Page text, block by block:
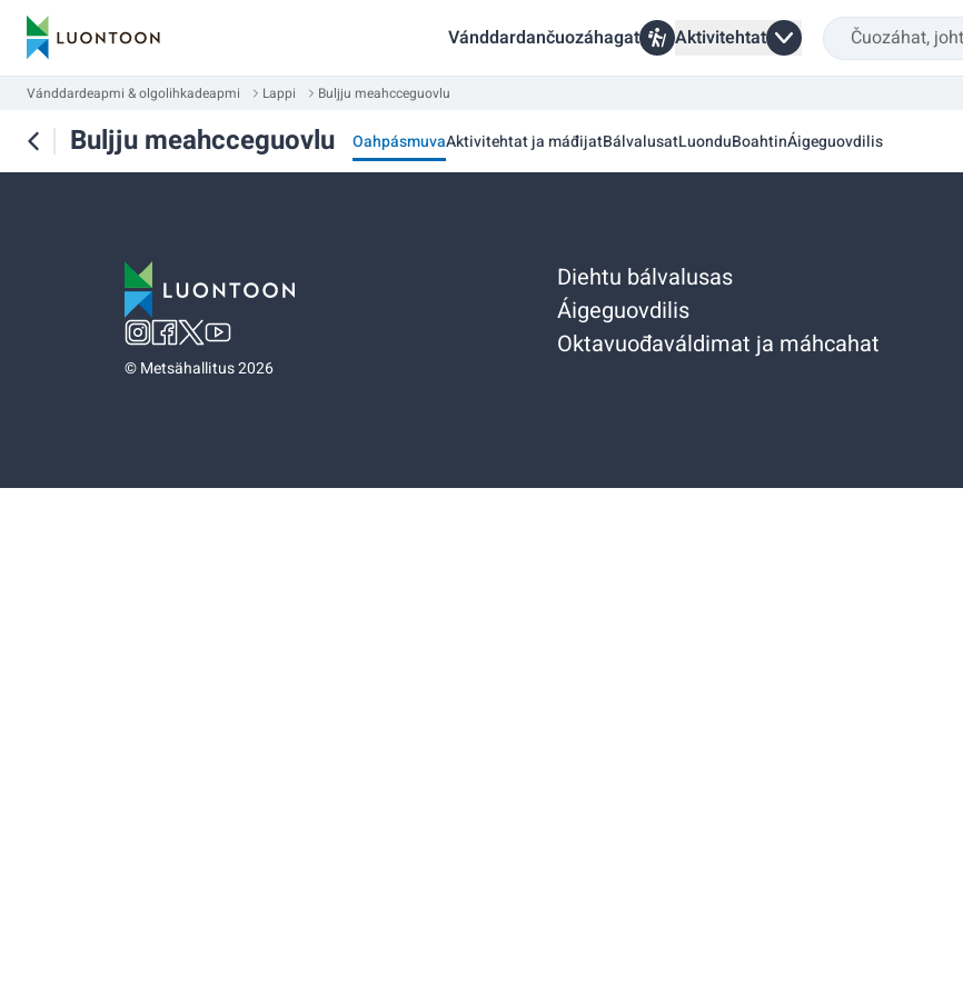
Vánddardančuozáhagat Aktivitehtat
Vánddardeapmi & olgolihkadeapmi Lappi Buljju meahcceguovlu
Buljju meahcceguovlu OahpásmuvaAktivitehtat ja máđijatBálvalusatLuonduBoahtinÁigeguovdilis
©Metsähallitus 2026
Diehtu bálvalusas
Áigeguovdilis
Oktavuođaváldimat ja máhcahat